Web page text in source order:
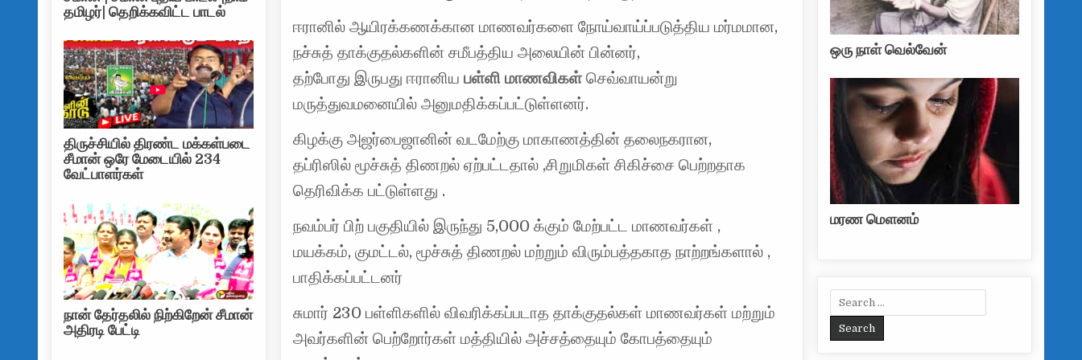
ஈரானில் ஆயிரக்கணக்கான மாணவர்களை நோய்வாய்ப்படுத்திய மர்மமான,
நச்சுத் தாக்குதல்களின் சமீபத்திய அலையின் பின்னர்,
தற்போது இருபது ஈரானியபள்ளி மாணவிகள்செவ்வாயன்று
மருத்துவமனையில் அனுமதிக்கப்பட்டுள்ளனர்.
கிழக்கு அஜர்பைஜானின் வடமேற்கு மாகாணத்தின் தலைநகரான,
தப்ரிஸில் மூச்சுத் திணறல் ஏற்பட்டதால் ,சிறுமிகள் சிகிச்சை பெற்றதாக
தெரிவிக்க பட்டுள்ளது .
நவம்பர் பிற் பகுதியில் இருந்து 5,000 க்கும் மேற்பட்ட மாணவர்கள் ,
மயக்கம், குமட்டல், மூச்சுத் திணறல் மற்றும் விரும்பத்தகாத நாற்றங்களால் ,
பாதிக்கப்பட்டனர்
சுமார் 230 பள்ளிகளில் விவரிக்கப்படாத தாக்குதல்கள் மாணவர்கள் மற்றும்
அவர்களின் பெற்றோர்கள் மத்தியில் அச்சத்தையும் கோபத்தையும்
தமிழர்| தெறிக்கவிட்ட பாடல்
திருச்சியில் திரண்ட மக்கள்படை
சீமான் ஒரே மேடையில் 234
வேட்பாளர்கள்
நான் தேர்தலில் நிற்கிறேன் சீமான்
அதிரடி பேட்டி
ஒரு நாள் வெல்வேன்
மரண மௌனம்
Search for: